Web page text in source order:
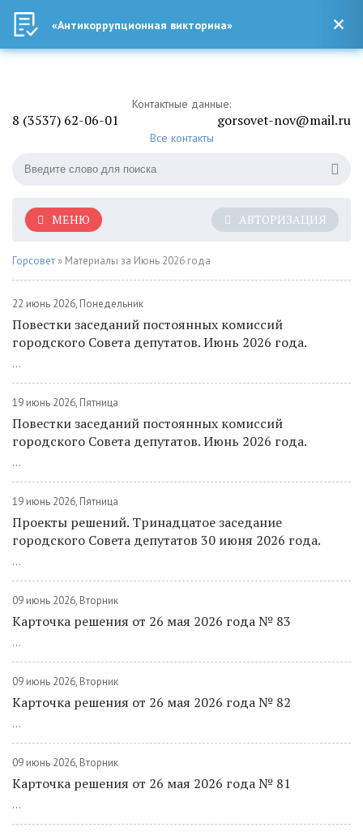
Контактные данные:
8 (3537) 62-06-01 gorsovet-nov@mail.ru
Все контакты
АВТОРИЗАЦИЯ
МЕНЮ
Горсовет » Материалы за Июнь 2026 года
22 июнь 2026, Понедельник
Повестки заседаний постоянных комиссий
городского Совета депутатов. Июнь 2026 года.
...
19 июнь 2026, Пятница
Повестки заседаний постоянных комиссий
городского Совета депутатов. Июнь 2026 года.
...
19 июнь 2026, Пятница
Проекты решений. Тринадцатое заседание
городского Совета депутатов 30 июня 2026 года.
...
09 июнь 2026, Вторник
Карточка решения от 26 мая 2026 года № 83
...
09 июнь 2026, Вторник
Карточка решения от 26 мая 2026 года № 82
...
09 июнь 2026, Вторник
Карточка решения от 26 мая 2026 года № 81
...
«Антикоррупционная викторина»